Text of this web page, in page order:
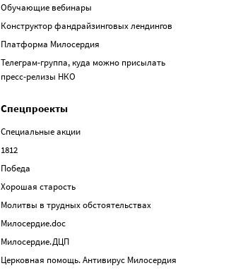
Обучающие вебинары
Конструктор фандрайзинговых лендингов
Платформа Милосердия
Телеграм-группа, куда можно присылать
пресс-релизы НКО
Спецпроекты
Специальные акции
1812
Победа
Хорошая старость
Молитвы в трудных обстоятельствах
Милосердие.doc
Милосердие.ДЦП
Церковная помощь. Антивирус Милосердия